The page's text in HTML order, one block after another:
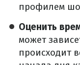
профилем
Оценить
может
происходит